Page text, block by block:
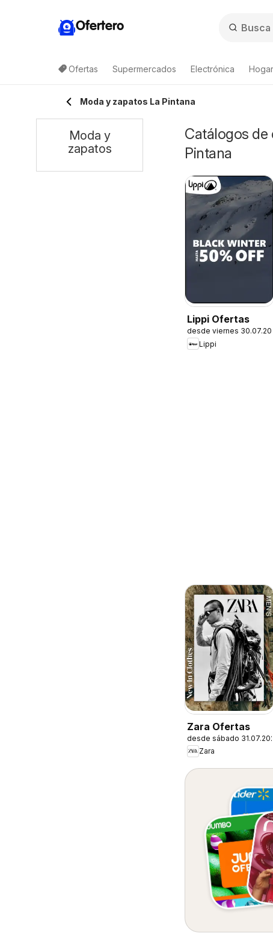
Ofertero
Ofertas Supermercados Electrónica
Moda y zapatos La Pintana
Catálogos de
Pintana
Lippi Ofertas
desde viernes
Lippi
Zara Ofertas
desde sábado
Zara
Moda y
zapatos